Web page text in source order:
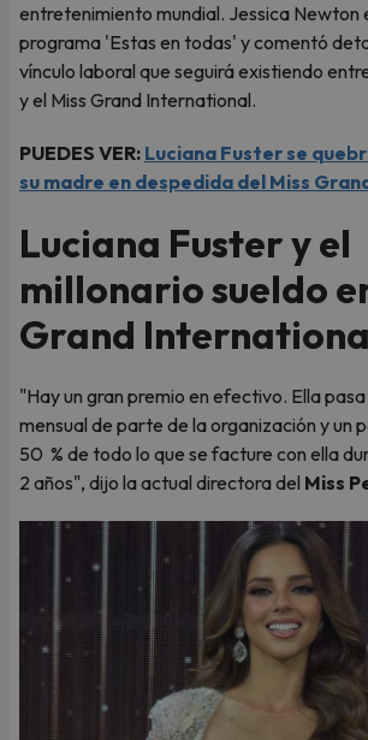
entretenimiento mundial. Jessica Newton
programa 'Estas en todas' y comentó
vínculo laboral que seguirá existiendo
y el Miss Grand International.
PUEDES VER: Luciana Fuster se
su madre en despedida del Miss
Luciana Fuster y el
millonario sueldo
Grand
"Hay un gran premio en efectivo. Ella
mensual de parte de la organización y un
50 % de todo lo que se facture con ella
2 años", dijo la actual directora del Miss